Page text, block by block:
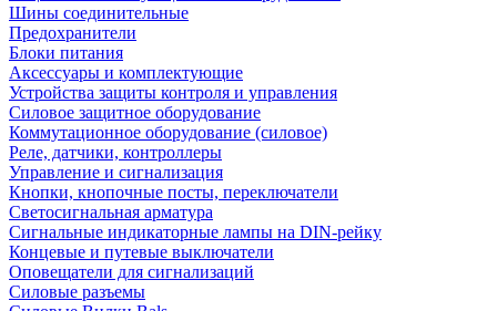
Шины соединительные
Предохранители
Блоки питания
Аксессуары и комплектующие
Устройства защиты контроля и управления
Силовое защитное оборудование
Коммутационное оборудование (силовое)
Реле, датчики, контроллеры
Управление и сигнализация
Кнопки, кнопочные посты, переключатели
Светосигнальная арматура
Сигнальные индикаторные лампы на DIN-рейку
Концевые и путевые выключатели
Оповещатели для сигнализаций
Силовые разъемы